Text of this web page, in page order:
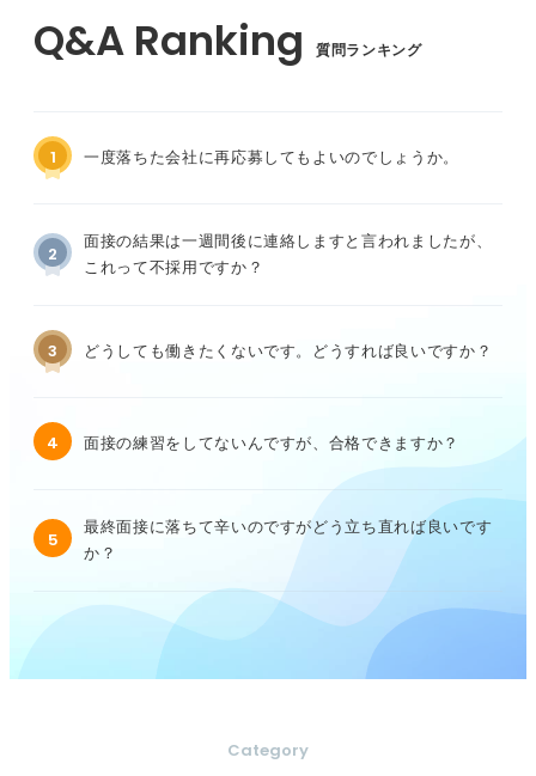
質問ランキング
1 一度落ちた会社に再応募してもよいのでしょうか。
2
面接の結果は一週間後に連絡しますと言われましたが、
これって不採用ですか？
3 どうしても働きたくないです。どうすれば良いですか？
4 面接の練習をしてないんですが、合格できますか？
5
最終面接に落ちて辛いのですがどう立ち直れば良いです
か？
Category